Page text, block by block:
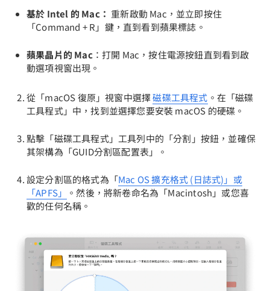
基於 Intel 的 Mac： 重新啟動 Mac，並立即按住
「Command + R」鍵，直到看到蘋果標誌。
蘋果晶片的 Mac：打開 Mac，按住電源按鈕直到看到啟
動選項視窗出現。
從「macOS 復原」視窗中選擇磁碟工具程式 。在「磁碟
工具程式」中，找到並選擇您要安裝 macOS 的硬碟。
點擊「磁碟工具程式」工具列中的「分割」按鈕，並確保
其架構為「GUID分割區配置表」。
設定分割區的格式為「Mac OS 擴充格式 (日誌式)」或
「APFS」
。然後，將新卷命名為「Macintosh」或您喜
歡的任何名稱。